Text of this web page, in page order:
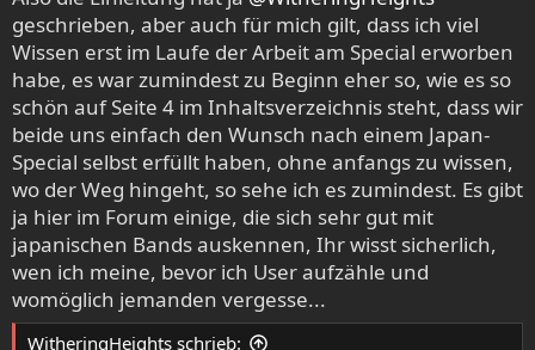
geschrieben, aber auch für mich gilt, dass ich viel
Wissen erst im Laufe der Arbeit am Special erworben
habe, es war zumindest zu Beginn eher so, wie es so
schön auf Seite 4 im Inhaltsverzeichnis steht, dass wir
beide uns einfach den Wunsch nach einem Japan-
Special selbst erfüllt haben, ohne anfangs zu wissen,
wo der Weg hingeht, so sehe ich es zumindest. Es gibt
ja hier im Forum einige, die sich sehr gut mit
japanischen Bands auskennen, Ihr wisst sicherlich,
wen ich meine, bevor ich User aufzähle und
womöglich jemanden vergesse...
WitheringHeights schrieb: